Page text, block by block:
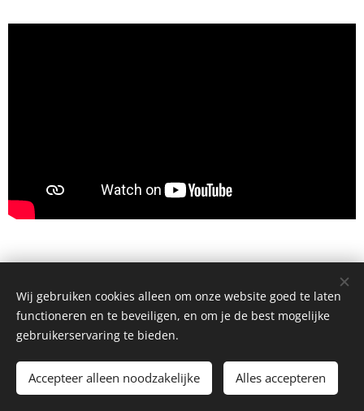
Copyright 2019 Volkstuindersvereniging De Lighallen
Cookies
Wij gebruiken cookies alleen om onze website goed te laten
functioneren en te beveiligen, en om je de best mogelijke
gebruikerservaring te bieden.
Accepteer alleen noodzakelijke Alles accepteren